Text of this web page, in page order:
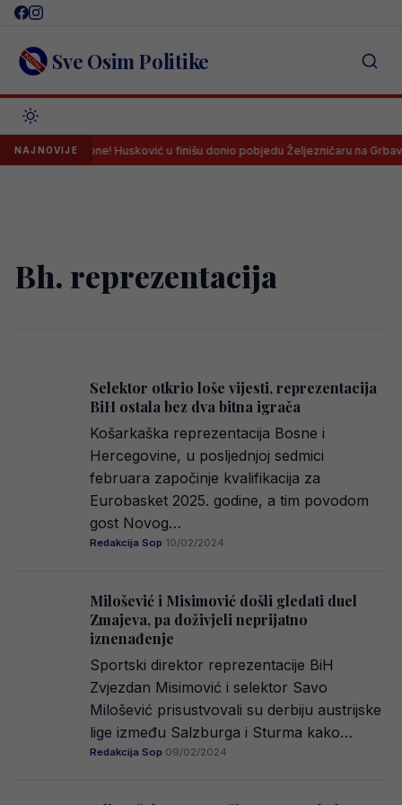
Skip
content Sve Osim Politike
NAJNOVIJE
nove sezone! Husković u finišu donio pobjedu Željezničaru na Grbavici!
Bh. reprezentacija
Selektor otkrio loše vijesti, reprezentacija
BiH ostala bez dva bitna igrača
Košarkaška reprezentacija Bosne i
Hercegovine, u posljednjoj sedmici
februara započinje kvalifikacija za
Eurobasket 2025. godine, a tim povodom
gost Novog…
Redakcija Sop·10/02/2024
Milošević i Misimović došli gledati duel
Zmajeva, pa doživjeli neprijatno
iznenađenje
Sportski direktor reprezentacije BiH
Zvjezdan Misimović i selektor Savo
Milošević prisustvovali su derbiju austrijske
lige između Salzburga i Sturma kako…
Redakcija Sop·09/02/2024